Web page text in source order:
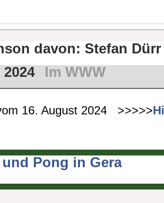
Zusammenschluss von
ehrenamtlich um
davon: Stefan
2024
Im WWW
16. August 2024 >>>>>
Pong in Gera